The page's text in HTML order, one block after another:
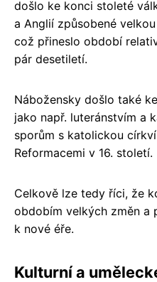
došlo ke konci stoleté
a Anglií způsobené
což přineslo období
pár desetiletí.
Nábožensky došlo také
jako např. luteránstvím a
sporům s katolickou
Reformacemi v 16. století.
Celkově lze tedy říci, že
obdobím velkých změn a
k nové éře.
Kulturní a